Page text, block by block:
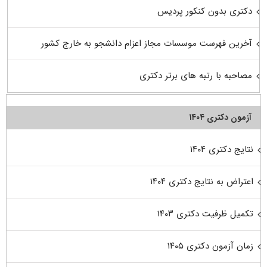
دکتری بدون کنکور پردیس
آخرین فهرست موسسات مجاز اعزام دانشجو به خارج کشور
مصاحبه با رتبه های برتر دکتری
آزمون دکتری ۱۴۰۴
نتایج دکتری ۱۴۰۴
اعتراض به نتایج دکتری ۱۴۰۴
تکمیل ظرفیت دکتری ۱۴۰۳
زمان آزمون دکتری ۱۴۰۵